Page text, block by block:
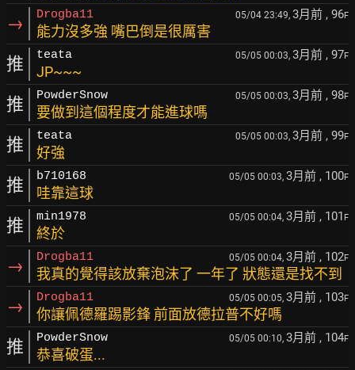
→ Drogba11 05/04 23:49, 3月前 , 96F
能力沒多強 嘴巴倒是很厲害
推 teata 05/05 00:03, 3月前 , 97F
JP~~~
推 PowderSnow 05/05 00:03, 3月前 , 98F
要做到這個程度才能進球嗎
推 teata 05/05 00:03, 3月前 , 99F
好強
推 b710168 05/05 00:03, 3月前 , 100F
哇靠這球
推 min1978 05/05 00:04, 3月前 , 101 F
終於
→ Drogba11 05/05 00:04, 3月前 , 102F
我真的覺得該放棄泡沫了 一年了 狀態還是找不到
→ Drogba11 05/05 00:05, 3月前 , 103F
你讓佩德羅踢影鋒 前面放德拉普不好嗎
推 PowderSnow 05/05 00:10, 3月前 , 104F
恭喜破蛋...